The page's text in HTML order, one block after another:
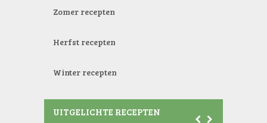
Zomer recepten
Herfst recepten
Winter recepten
UITGELICHTE RECEPTEN